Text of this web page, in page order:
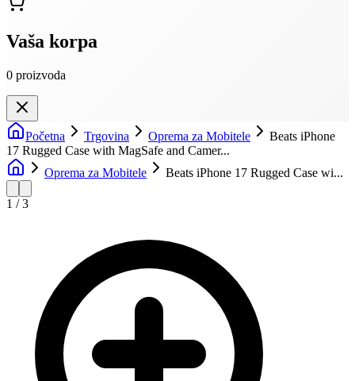
Vaša korpa
0 proizvoda
Početna Trgovina Oprema za Mobitele
Beats iPhone
17 Rugged Case with MagSafe and Camer...
Oprema za Mobitele
Beats iPhone 17 Rugged Case wi...
1 /3